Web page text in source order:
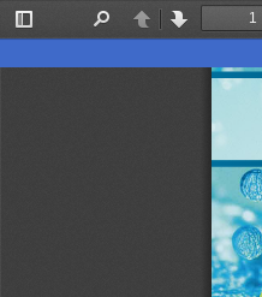
Toggle
PreviousNext